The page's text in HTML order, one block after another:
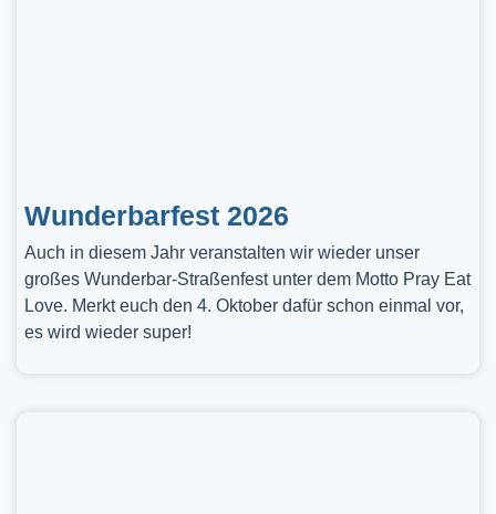
Wunderbarfest 2026
Auch in diesem Jahr veranstalten wir wieder unser
großes Wunderbar-Straßenfest unter dem Motto Pray Eat
Love. Merkt euch den 4. Oktober dafür schon einmal vor,
es wird wieder super!